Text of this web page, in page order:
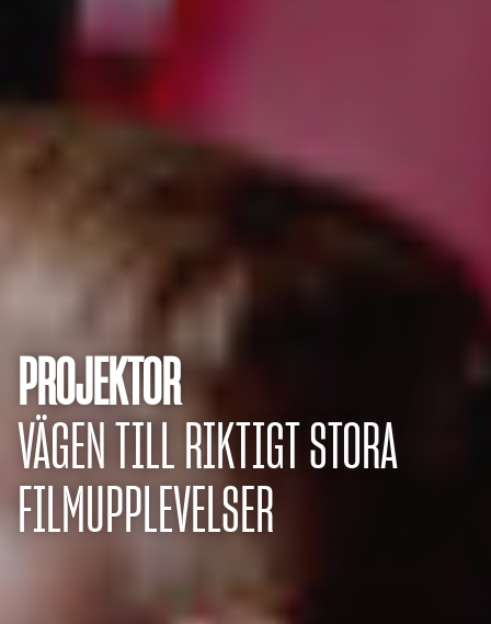
PROJEKTOR
VÄGEN TILL RIKTIGT STORA
FILMUPPLEVELSER